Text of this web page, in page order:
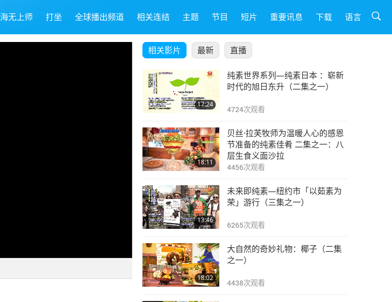
无上师 打坐 全球播出频道 相关连结 主题 节目 短片 重要讯息 下载 语言
相关影片 最新 直播
17:24
纯素世界系列—纯素日本 ：崭新
时代的旭日东升（二集之一）
4724次观看
18:11
贝丝·拉芙牧师为温暖人心的感恩
节准备的纯素佳肴 二集之一：八
层生食义面沙拉
4456次观看
13:46
未来即纯素—纽约市「以茹素为
荣」游行（三集之一）
6265次观看
18:02
大自然的奇妙礼物：椰子（二集
之一）
4438次观看